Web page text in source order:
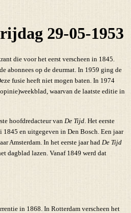
29-05-1953
die voor het eerst verscheen in 1845.
abonnees op de deurmat. In 1959 ging de
fusie heeft niet mogen baten. In 1974
waarvan de laatste editie in
hoofdredacteur van De Tijd . Het eerste
en uitgegeven in Den Bosch. Een jaar
Amsterdam. In het eerste jaar had De Tijd
dagblad lazen. Vanaf 1849 werd dat
in 1868. In Rotterdam verscheen het